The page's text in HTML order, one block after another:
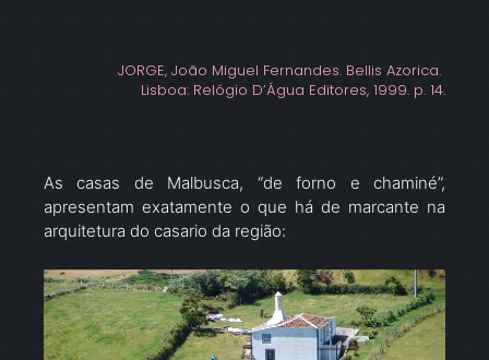
JORGE, João Miguel Fernandes. Bellis Azorica.
Lisboa: Relógio D’Água Editores, 1999. p. 14.
As casas de Malbusca, “de forno e chaminé”,
apresentam exatamente o que há de marcante na
arquitetura do casario da região: